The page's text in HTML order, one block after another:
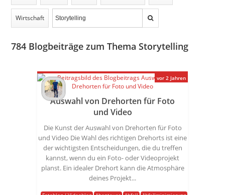
Wirtschaft
784 Blogbeiträge zum Thema Storytelling
Auswahl von Drehorten für Foto
und Video
Die Kunst der Auswahl von Drehorten für Foto
und Video Die Wahl des richtigen Drehorts ist eine
der wichtigsten Entscheidungen, die du treffen
kannst, wenn du ein Foto- oder Videoprojekt
planst. Ein idealer Drehort kann die Atmosphäre
deines Projekt...
vor 2 Jahren